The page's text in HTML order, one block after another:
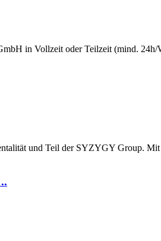
in Vollzeit oder Teilzeit (mind.
und Teil der SYZYGY Group.